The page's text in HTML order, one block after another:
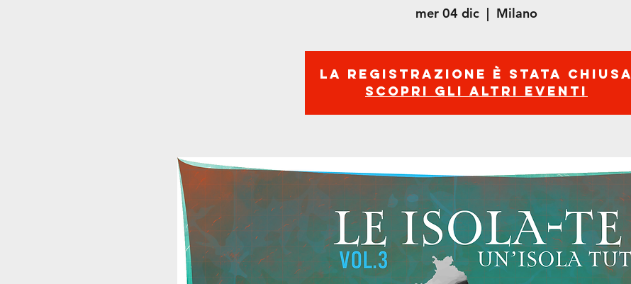
mer 04 dic
  |
Milano
La registrazione è stata chiusa
Scopri gli altri eventi